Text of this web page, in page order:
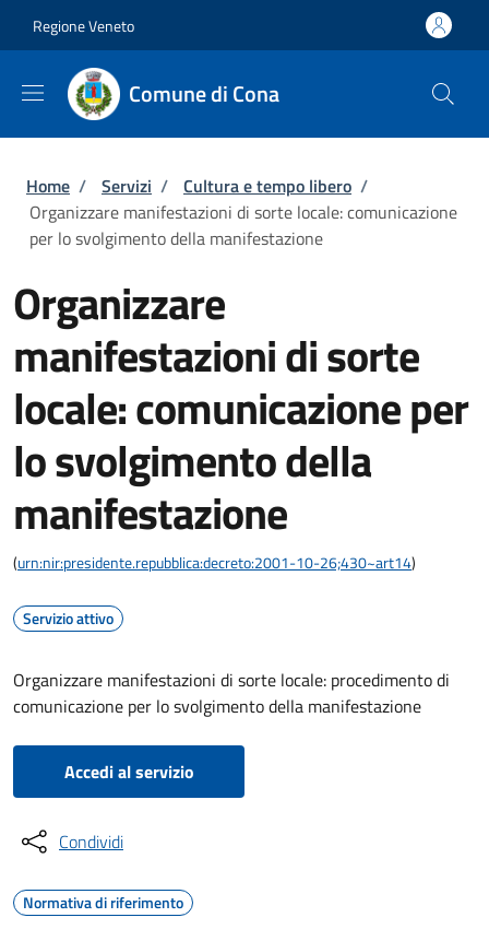
Regione Veneto
Comune di Cona
Briciole di pane
Home / Servizi / Cultura e tempo libero /
Organizzare manifestazioni di sorte locale: comunicazione
per lo svolgimento della manifestazione
Organizzare
manifestazioni di sorte
locale: comunicazione per
lo svolgimento della
manifestazione
(urn:nir:presidente.repubblica:decreto:2001-10-26;430~art14)
Servizio attivo
Organizzare manifestazioni di sorte locale: procedimento di
comunicazione per lo svolgimento della manifestazione
Accedi al servizio
Condividi
Normativa di riferimento